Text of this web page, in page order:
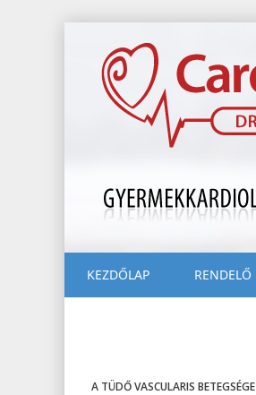
KEZDŐLAP RENDELŐ
A TÜDŐ VASCULARIS BETEGSÉGE